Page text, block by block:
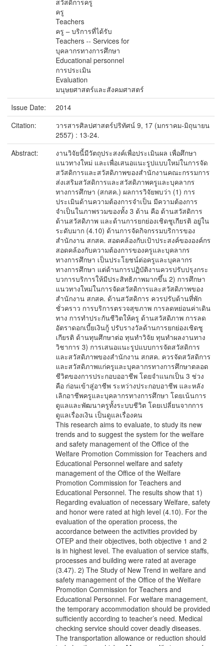
สวัสดิการครู
ครู
Teachers
ครู – บริการที่ได้รับ
Teachers -- Services for
บุคลากรทางการศึกษา
Educational personnel
การประเมิน
Evaluation
มนุษยศาสตร์และสังคมศาสตร์
Issue Date:
2014
Citation:
วารสารศิลปศาสตร์ปริทัศน์ 9, 17 (มกราคม-มิถุนายน
2557) : 13-24.
Abstract:
งานวิจัยนี้มีวัตถุประสงค์เพื่อประเมินผล เพื่อศึกษา
แนวทางใหม่ และเพื่อเสนอแนะรูปแบบใหม่ในการจัด
สวัสดิการและสวัสดิภาพของสำนักงานคณะกรรมการ
ส่งเสริมสวัสดิการและสวัสดิภาพครูและบุคลากร
ทางการศึกษา (สกสค.) ผลการวิจัยพบว่า (1) การ
ประเมินด้านความต้องการจำเป็น มีความต้องการ
จำเป็นในภาพรวมของทั้ง 3 ด้าน คือ ด้านสวัสดิการ
ด้านสวัสดิภาพ และด้านการยกย่องเชิดชูเกียรติ อยู่ใน
ระดับมาก (4.10) ด้านการจัดกิจกรรมบริการของ
สำนักงาน สกสค. สอดคล้องกับเป้าประสงค์ขององค์กร
สอดคล้องกับความต้องการของครูและบุคลากร
ทางการศึกษา เป็นประโยชน์ต่อครูและบุคลากร
ทางการศึกษา แต่ด้านการปฏิบัติงานควรปรับปรุงกระ
บวการบริการให้มีประสิทธิภาพมากขึ้น 2) การศึกษา
แนวทางใหม่ในการจัดสวัสดิการและสวัสดิภาพของ
สำนักงาน สกสค. ด้านสวัสดิการ ควรปรับด้านที่พัก
ชั่วคราว การบริการตรวจสุขภาพ การลดหย่อนค่าเดิน
ทาง การทำประกันชีวิตให้ครู ด้านสวัสดิภาพ การลด
อัตราดอกเบี้ยเงินกู้ ปรับรางวัลด้านการยกย่องเชิดชู
เกียรติ ด้านทุนศึกษาต่อ ทุนทำวิจัย ทุนทำผลงานทาง
วิชาการ 3) การเสนอแนะรูปแบบการจัดสวัสดิการ
และสวัสดิภาพของสำนักงาน สกสค. ควรจัดสวัสดิการ
และสวัสดิภาพแก่ครูและบุคลากรทางการศึกษาตลอด
ชีวิตของการประกอบออาชีพ โดยจำแนกเป็น 3 ช่วง
คือ ก่อนเข้าสู่อาชีพ ระหว่างประกอบอาชีพ และหลัง
เลิกอาชีพครูและบุคลากรทางการศึกษา โดยเน้นการ
ดูแลและพัฒนาครูทั้งระบบชีวิต โดยเปลี่ยนจากการ
ดูแลเรื่องเงิน เป็นดูแลเรื่องคน
This research aims to evaluate, to study its new
trends and to suggest the system for the welfare
and safety management of the Office of the
Welfare Promotion Commission for Teachers and
Educational Personnel welfare and safety
management of the Office of the Welfare
Promotion Commission for Teachers and
Educational Personnel. The results show that 1)
Regarding evaluation of necessary Welfare, safety
and honor were rated at high level (4.10). For the
evaluation of the operation process, the
accordance between the activities provided by
OTEP and their objectives, both objective 1 and 2
is in highest level. The evaluation of service staffs,
processes and building were rated at average
(3.47). 2) The Study of New Trend in welfare and
safety management of the Office of the Welfare
Promotion Commission for Teachers and
Educational Personnel. For welfare management,
the temporary accommodation should be provided
sufficiently according to teacher’s need. Medical
checking service should cover deadly diseases.
The transportation allowance or reduction should